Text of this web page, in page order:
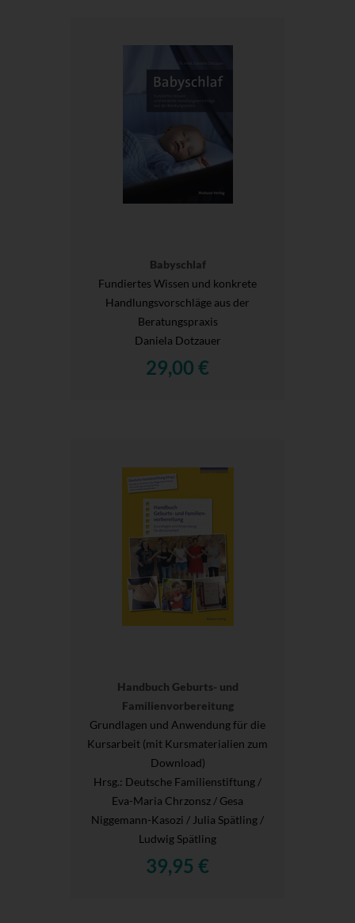
Babyschlaf
Fundiertes Wissen und konkrete
Handlungsvorschläge aus der
Beratungspraxis
Daniela Dotzauer
29,00 €
Handbuch Geburts- und
Familienvorbereitung
Grundlagen und Anwendung für die
Kursarbeit (mit Kursmaterialien zum
Download)
Hrsg.: Deutsche Familienstiftung /
Eva-Maria Chrzonsz / Gesa
Niggemann-Kasozi / Julia Spätling /
Ludwig Spätling
39,95 €